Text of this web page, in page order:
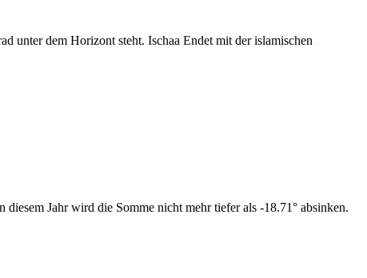
unter dem Horizont steht. Ischaa Endet mit der islamischen
Jahr wird die Somme nicht mehr tiefer als -18.71° absinken.